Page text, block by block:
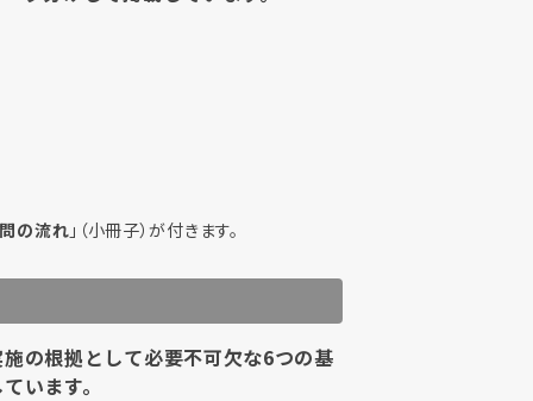
の流れ」（小冊子）が付きます。
の根拠として必要不可欠な6つの基
います。